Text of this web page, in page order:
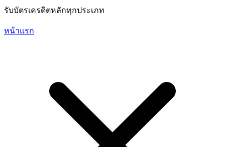
รับบัตรเครดิตหลักทุกประเภท
หน้าแรก